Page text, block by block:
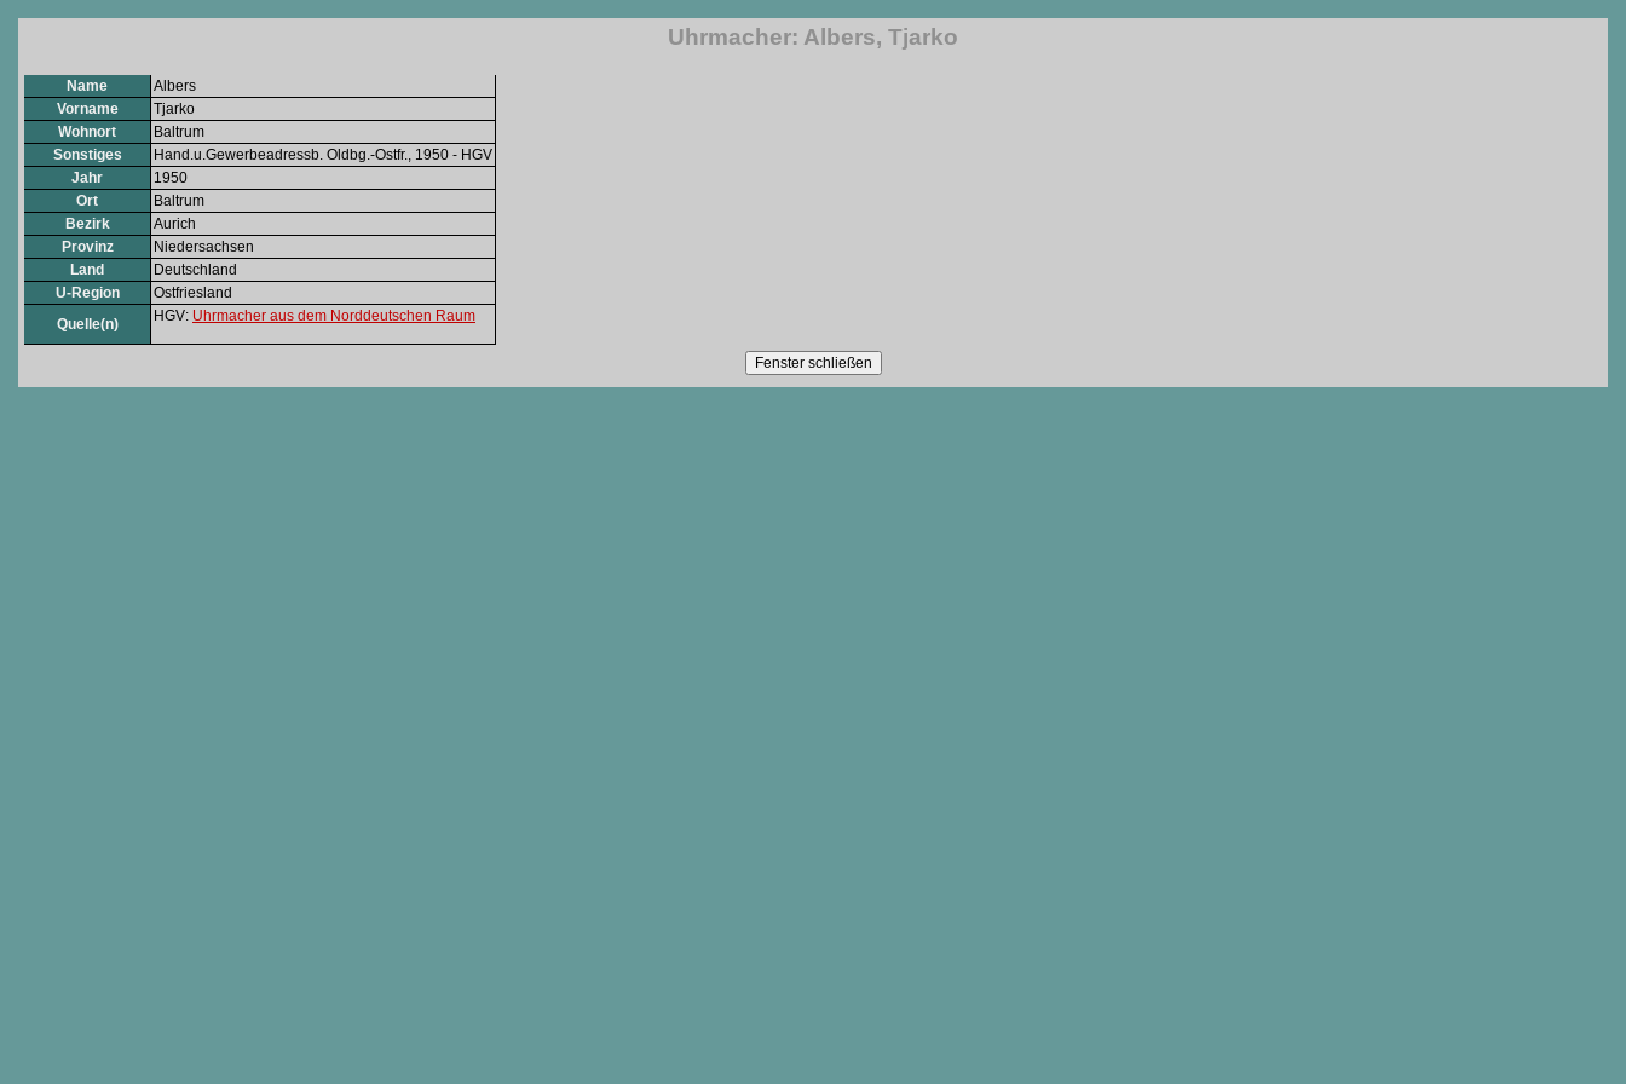
Uhrmacher: Albers, Tjarko
Name
Albers
Vorname
Tjarko
Wohnort
Baltrum
Sonstiges
Hand.u.Gewerbeadressb. Oldbg.-Ostfr., 1950 - HGV
Jahr
1950
Ort
Baltrum
Bezirk
Aurich
Provinz
Niedersachsen
Land
Deutschland
U-Region
Ostfriesland
Quelle(n)
HGV: Uhrmacher aus dem Norddeutschen Raum